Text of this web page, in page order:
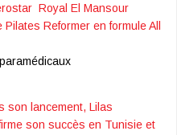
Royal El Mansour
Reformer en formule All
son lancement, Lilas
son succès en Tunisie et